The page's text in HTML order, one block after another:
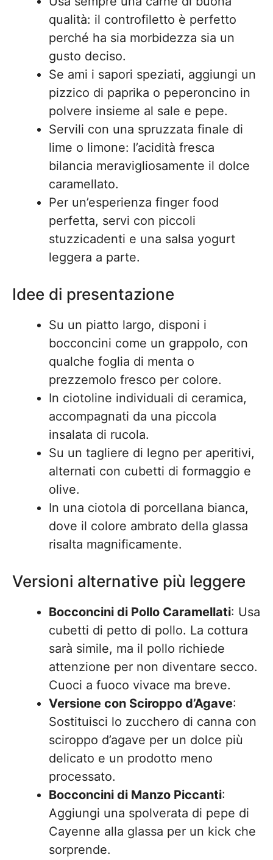
qualità: il controfiletto è perfetto
perché ha sia morbidezza sia un
gusto deciso.
Se ami i sapori speziati, aggiungi un
pizzico di paprika o peperoncino in
polvere insieme al sale e pepe.
Servili con una spruzzata finale di
lime o limone: l’acidità fresca
bilancia meravigliosamente il dolce
caramellato.
Per un’esperienza finger food
perfetta, servi con piccoli
stuzzicadenti e una salsa yogurt
leggera a parte.
Idee di presentazione
Su un piatto largo, disponi i
bocconcini come un grappolo, con
qualche foglia di menta o
prezzemolo fresco per colore.
In ciotoline individuali di ceramica,
accompagnati da una piccola
insalata di rucola.
Su un tagliere di legno per aperitivi,
alternati con cubetti di formaggio e
olive.
In una ciotola di porcellana bianca,
dove il colore ambrato della glassa
risalta magnificamente.
Versioni alternative più leggere
Bocconcini di Pollo Caramellati: Usa
cubetti di petto di pollo. La cottura
sarà simile, ma il pollo richiede
attenzione per non diventare secco.
Cuoci a fuoco vivace ma breve.
Versione con Sciroppo d’Agave:
Sostituisci lo zucchero di canna con
sciroppo d’agave per un dolce più
delicato e un prodotto meno
processato.
Bocconcini di Manzo Piccanti:
Aggiungi una spolverata di pepe di
Cayenne alla glassa per un kick che
sorprende.